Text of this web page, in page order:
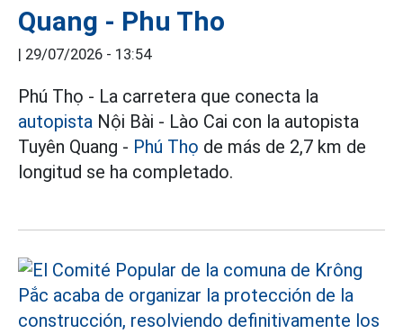
Quang - Phu Tho
| 29/07/2026 - 13:54
Phú Thọ - La carretera que conecta la
autopista Nội Bài - Lào Cai con la autopista
Tuyên Quang - Phú Thọ de más de 2,7 km de
longitud se ha completado.